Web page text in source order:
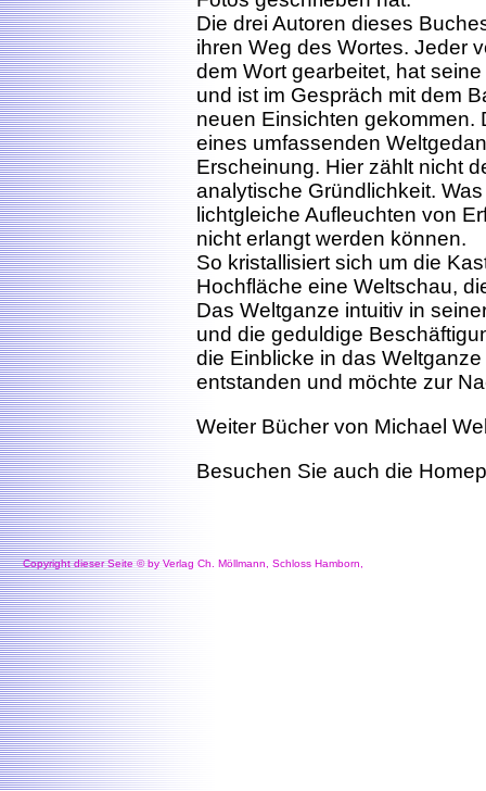
Die drei Autoren dieses
ihren Weg des Wortes. Jeder
dem Wort gearbeitet, hat
und ist im Gespräch mit dem
neuen Einsichten gekommen.
eines umfassenden
Erscheinung. Hier zählt nicht
analytische Gründlichkeit.
lichtgleiche Aufleuchten von
nicht erlangt werden können.
So kristallisiert sich um die
Hochfläche eine Weltschau,
Das Weltganze intuitiv in
und die geduldige
die Einblicke in das
entstanden und möchte zur
Weiter Bücher von Michael
Besuchen Sie auch die
Copyright dieser Seite © by Verlag Ch. Möllmann, Schloss Hamborn,